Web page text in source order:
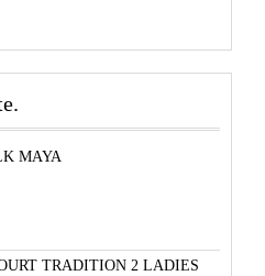
MAYA
TRADITION 2 LADIES